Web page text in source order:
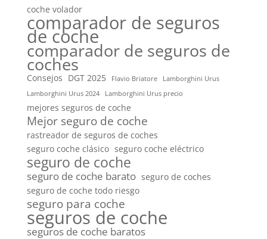
coche volador
comparador de seguros
de coche
comparador de seguros de
coches
Consejos DGT 2025 Flavio Briatore
Lamborghini Urus
Lamborghini Urus 2024
Lamborghini Urus precio
mejores seguros de coche
Mejor seguro de coche
rastreador de seguros de coches
seguro coche clásico seguro coche eléctrico
seguro de coche
seguro de coche barato seguro de coches
seguro de coche todo riesgo
seguro para coche
seguros de coche
seguros de coche baratos